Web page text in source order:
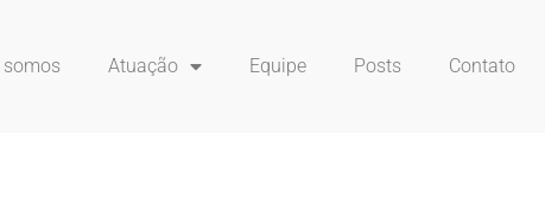
somos Atuação Equipe Posts Contato